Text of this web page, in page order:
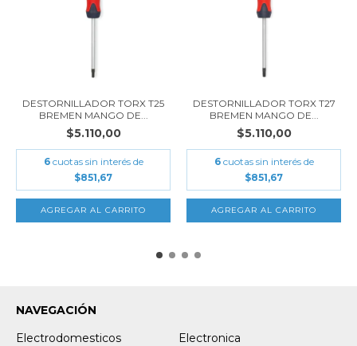
DESTORNILLADOR TORX T25
BREMEN MANGO DE...
$5.110,00
6 cuotas sin interés de
$851,67
DESTORNILLADOR TORX T27
BREMEN MANGO DE...
$5.110,00
6 cuotas sin interés de
$851,67
NAVEGACIÓN
Electrodomesticos
Electronica